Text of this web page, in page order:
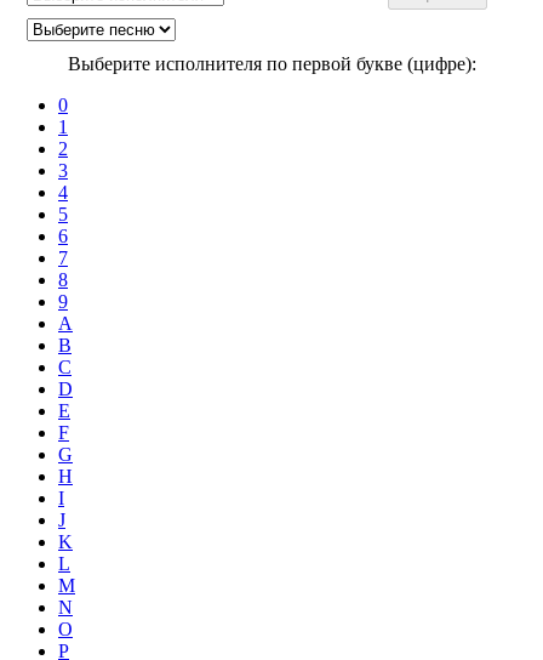
Выберите исполнителя по первой букве (цифре):
0
1
2
3
4
5
6
7
8
9
A
B
C
D
E
F
G
H
I
J
K
L
M
N
O
P